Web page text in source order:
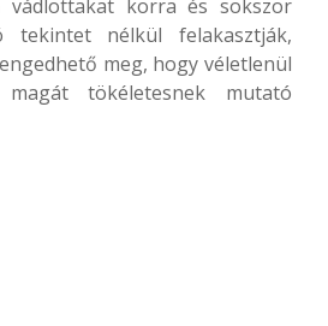
vádlottakat korra és sokszor
tekintet nélkül felakasztják,
meg, hogy véletlenül
tökéletesnek mutató